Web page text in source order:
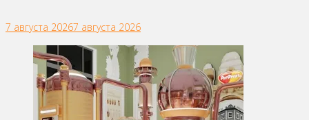
7 августа 20267 августа 2026